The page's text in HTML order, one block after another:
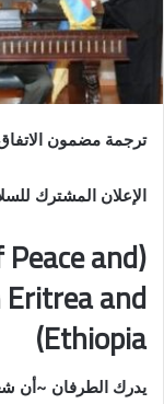
ي
ا
ترجمة مضمون
الإعلان المشترك
and
and
Ethiopia)
يدرك الطرفان ~أن